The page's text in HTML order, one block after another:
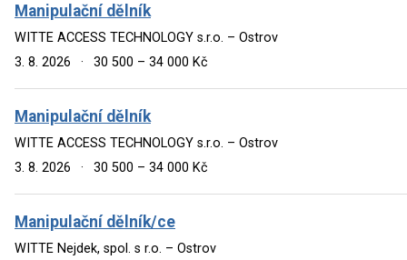
Manipulační dělník
WITTE ACCESS TECHNOLOGY s.r.o. – Ostrov
3. 8. 2026
· 30 500 – 34 000 Kč
Manipulační dělník
WITTE ACCESS TECHNOLOGY s.r.o. – Ostrov
3. 8. 2026
· 30 500 – 34 000 Kč
Manipulační dělník/ce
WITTE Nejdek, spol. s r.o. – Ostrov